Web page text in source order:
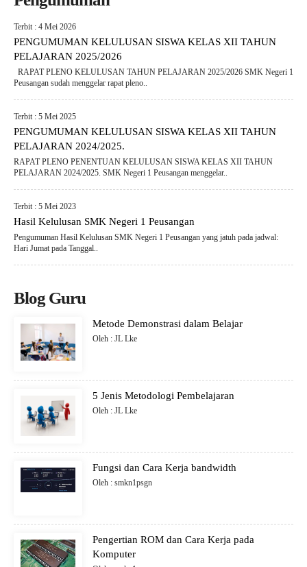
Terbit : 4 Mei 2026
PENGUMUMAN KELULUSAN SISWA KELAS XII TAHUN
PELAJARAN 2025/2026
RAPAT PLENO KELULUSAN TAHUN PELAJARAN 2025/2026 SMK Negeri 1
Peusangan sudah menggelar rapat pleno..
Terbit : 5 Mei 2025
PENGUMUMAN KELULUSAN SISWA KELAS XII TAHUN
PELAJARAN 2024/2025.
RAPAT PLENO PENENTUAN KELULUSAN SISWA KELAS XII TAHUN
PELAJARAN 2024/2025. SMK Negeri 1 Peusangan menggelar..
Terbit : 5 Mei 2023
Hasil Kelulusan SMK Negeri 1 Peusangan
Pengumuman Hasil Kelulusan SMK Negeri 1 Peusangan yang jatuh pada jadwal:
Hari Jumat pada Tanggal..
Blog Guru
Metode Demonstrasi dalam Belajar
Oleh : JL Lke
5 Jenis Metodologi Pembelajaran
Oleh : JL Lke
Fungsi dan Cara Kerja bandwidth
Oleh : smkn1psgn
Pengertian ROM dan Cara Kerja pada
Komputer